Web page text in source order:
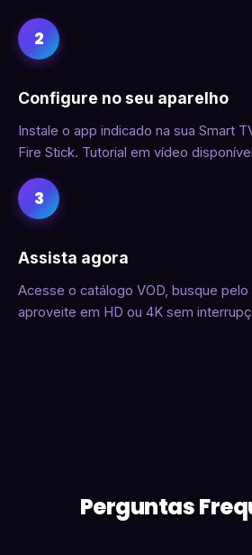
2
Configure no seu aparelho
Instale o app indicado na sua Smart
Fire Stick. Tutorial em vídeo
3
Assista agora
Acesse o catálogo VOD, busque
aproveite em HD ou 4K sem
Perguntas